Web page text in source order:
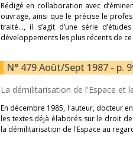
Rédigé en collaboration avec
ouvrage, ainsi que le précise le
traité…, il s’agit d’une série
développements les plus récents de
N° 479 Août/Sept 1987 - p.
La démilitarisation de l'Espace et
En décembre 1985, l'auteur, docteur
les textes déjà élaborés sur le droit
la démilitarisation de l'Espace au